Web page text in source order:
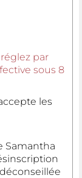
par
sous 8
les
Samantha